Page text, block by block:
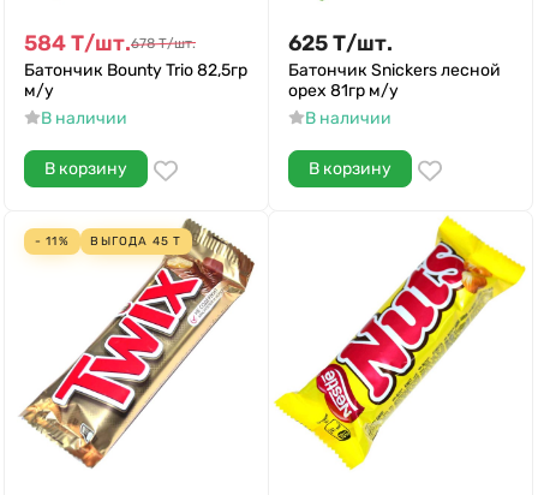
584Т/шт.678 Т/шт.
Батончик Bounty Trio 82,5гр
м/у
В наличии
В корзину
625Т/шт.
Батончик Snickers лесной
орех 81гр м/у
В наличии
В корзину
- 11% ВЫГОДА 45 Т